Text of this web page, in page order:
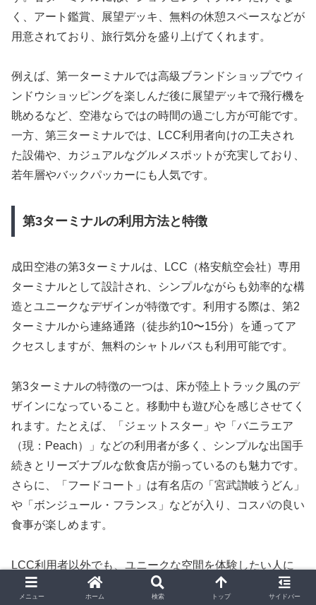
く、アート鑑賞、展望デッキ、無料の休憩スペースなどが
用意されており、旅行気分を盛り上げてくれます。
例えば、第一ターミナルでは高級ブランドショップでウィ
ンドウショッピングを楽しんだ後に展望デッキで飛行機を
眺めるなど、空港ならではの時間の過ごし方が可能です。
一方、第三ターミナルでは、LCC利用者向けの工夫され
た設備や、カジュアルなグルメスポットが充実しており、
若年層やバックパッカーにも人気です。
第3ターミナルの利用方法と特徴
成田空港の第3ターミナルは、LCC（格安航空会社）専用
ターミナルとして設計され、シンプルながらも効率的な構
造とユニークなデザインが特徴です。利用する際は、第2
ターミナルから連絡通路（徒歩約10〜15分）を通ってア
クセスしますが、無料のシャトルバスも利用可能です。
第3ターミナルの特徴の一つは、床が陸上トラック風のデ
ザインになっていること。移動中も遊び心を感じさせてく
れます。たとえば、「ジェットスター」や「バニラエア
（現：Peach）」などの利用者が多く、シンプルな出国手
続きとリーズナブルな飲食店が揃っているのも魅力です。
さらに、「フードコート」は有名店の「宮武讃岐うどん」
や「ボンジュール・フランス」などが入り、コスパの良い
食事が楽しめます。
LCC利用者以外でも、ユニークな空間を体験したい人に
は一見の価値があるターミナルです。
メニュー ホーム 検索 トップ サイドバー